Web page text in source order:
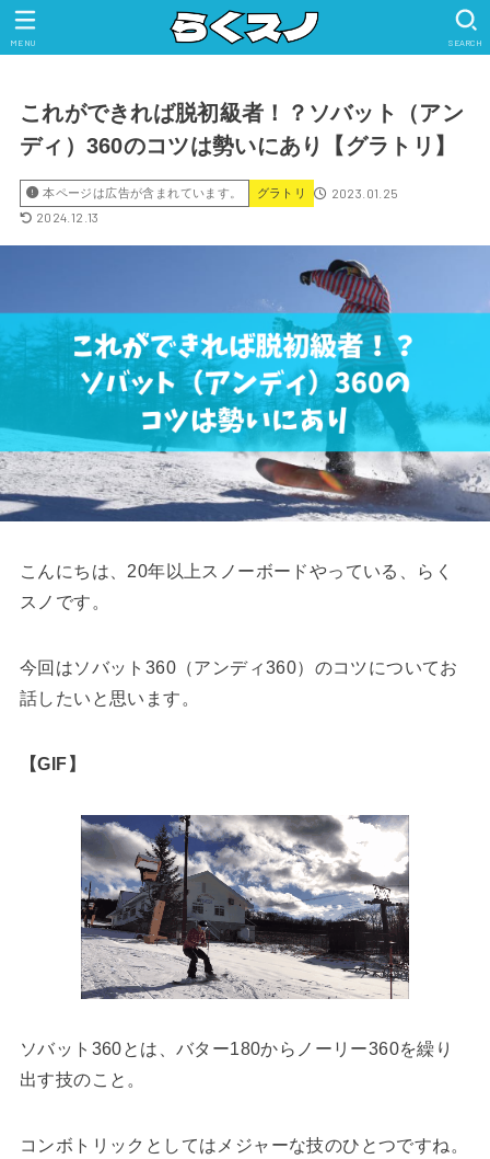
SEARCH
MENU
これができれば脱初級者！？ソバット（アン
ディ）360のコツは勢いにあり【グラトリ】
本ページは広告が含まれています。 グラトリ
2023.01.25
2024.12.13
こんにちは、20年以上スノーボードやっている、らく
スノです。
今回はソバット360（アンディ360）のコツについてお
話したいと思います。
【GIF】
ソバット360とは、バター180からノーリー360を繰り
出す技のこと。
コンボトリックとしてはメジャーな技のひとつですね。